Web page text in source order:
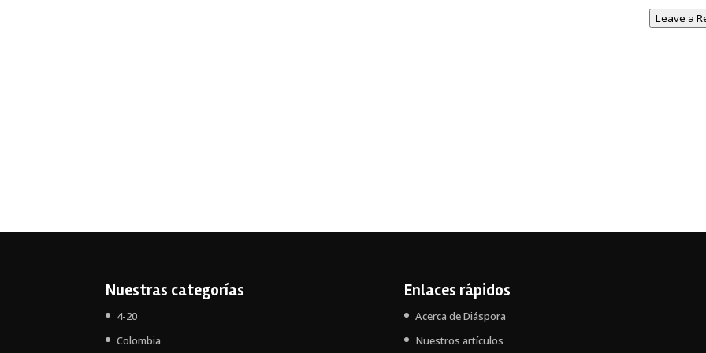
Leave a
Nuestras categorías
4-20
Colombia
Enlaces rápidos
Acerca de Diáspora
Nuestros artículos